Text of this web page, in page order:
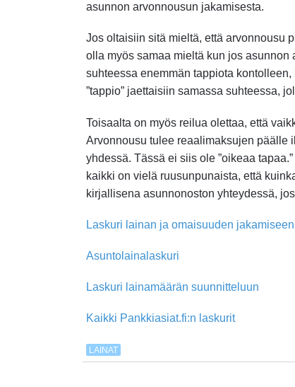
asunnon arvonnousun jakamisesta.
Jos oltaisiin sitä mieltä, että arvonnousu
olla myös samaa mieltä kun jos
suhteessa enemmän tappiota
”tappio” jaettaisiin samassa suhteessa,
Toisaalta on myös reilua olettaa, että
Arvonnousu tulee reaalimaksujen päälle
yhdessä. Tässä ei siis ole ”oikeaa
kaikki on vielä ruusunpunaista, että
kirjallisena asunnonoston yhteydessä,
Laskuri lainan ja omaisuuden jakamiseen
Asuntolainalaskuri
Laskuri lainamäärän suunnitteluun
Kaikki Pankkiasiat.fi:n laskurit
LAINAT